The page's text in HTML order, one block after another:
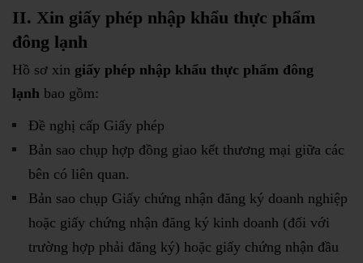
II. Xin giấy phép nhập khẩu thực phẩm
đông lạnh
Hồ sơ xin giấy phép nhập khẩu thực phẩm đông
lạnh bao gồm:
Đề nghị cấp Giấy phép
Bản sao chụp hợp đồng giao kết thương mại giữa các
bên có liên quan.
Bản sao chụp Giấy chứng nhận đăng ký doanh nghiệp
hoặc giấy chứng nhận đăng ký kinh doanh (đối với
trường hợp phải đăng ký) hoặc giấy chứng nhận đầu